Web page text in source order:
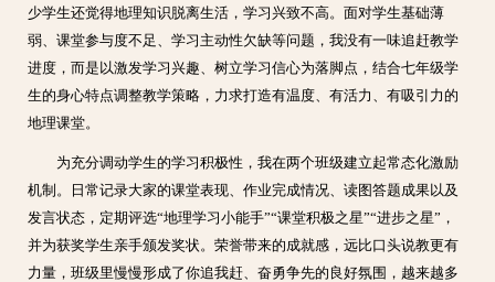
少学生还觉得地理知识脱离生活，学习兴致不高。面对学生基础薄
弱、课堂参与度不足、学习主动性欠缺等问题，我没有一味追赶教学
进度，而是以激发学习兴趣、树立学习信心为落脚点，结合七年级学
生的身心特点调整教学策略，力求打造有温度、有活力、有吸引力的
地理课堂。
为充分调动学生的学习积极性，我在两个班级建立起常态化激励
机制。日常记录大家的课堂表现、作业完成情况、读图答题成果以及
发言状态，定期评选“地理学习小能手”“课堂积极之星”“进步之星”，
并为获奖学生亲手颁发奖状。荣誉带来的成就感，远比口头说教更有
力量，班级里慢慢形成了你追我赶、奋勇争先的良好氛围，越来越多